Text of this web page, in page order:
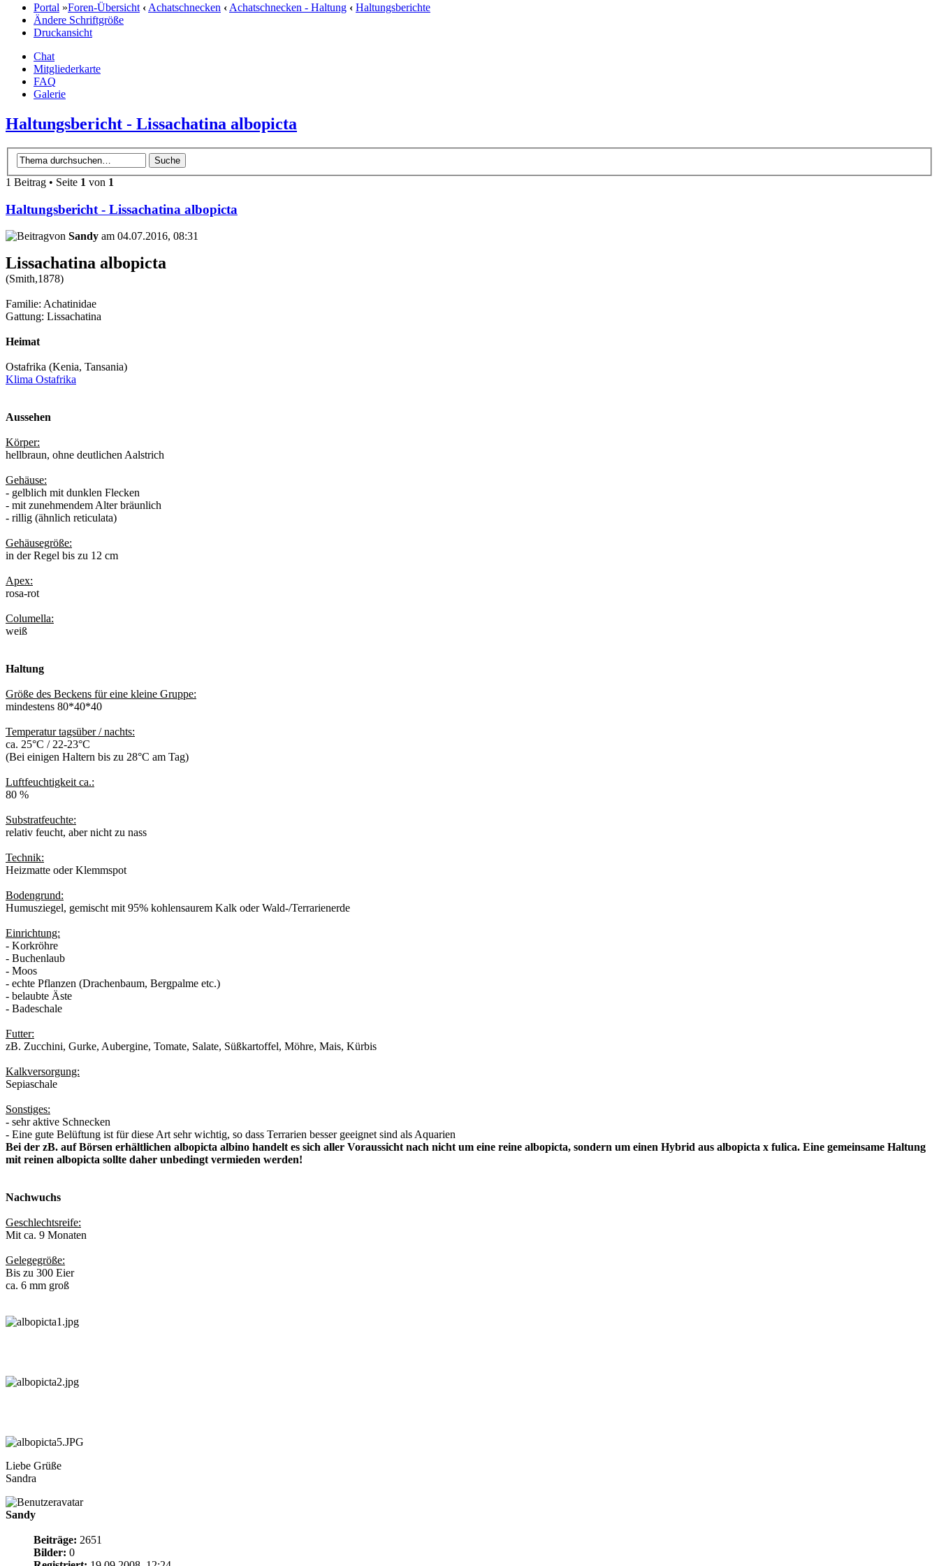
Portal »Foren-Übersicht ‹Achatschnecken ‹Achatschnecken - Haltung ‹ Haltungsberichte
Ändere Schriftgröße
Druckansicht
Chat
Mitgliederkarte
FAQ
Galerie
Haltungsbericht - Lissachatina albopicta
1 Beitrag • Seite 1 von 1
Haltungsbericht - Lissachatina albopicta
von Sandy am 04.07.2016, 08:31
Lissachatina albopicta
(Smith,1878)
Familie: Achatinidae
Gattung: Lissachatina
Heimat
Ostafrika (Kenia, Tansania)
Klima Ostafrika
Aussehen
Körper:
hellbraun, ohne deutlichen Aalstrich
Gehäuse:
- gelblich mit dunklen Flecken
- mit zunehmendem Alter bräunlich
- rillig (ähnlich reticulata)
Gehäusegröße:
in der Regel bis zu 12 cm
Apex:
rosa-rot
Columella:
weiß
Haltung
Größe des Beckens für eine kleine Gruppe:
mindestens 80*40*40
Temperatur tagsüber / nachts:
ca. 25°C / 22-23°C
(Bei einigen Haltern bis zu 28°C am Tag)
Luftfeuchtigkeit ca.:
80 %
Substratfeuchte:
relativ feucht, aber nicht zu nass
Technik:
Heizmatte oder Klemmspot
Bodengrund:
Humusziegel, gemischt mit 95% kohlensaurem Kalk oder Wald-/Terrarienerde
Einrichtung:
- Korkröhre
- Buchenlaub
- Moos
- echte Pflanzen (Drachenbaum, Bergpalme etc.)
- belaubte Äste
- Badeschale
Futter:
zB. Zucchini, Gurke, Aubergine, Tomate, Salate, Süßkartoffel, Möhre, Mais, Kürbis
Kalkversorgung:
Sepiaschale
Sonstiges:
- sehr aktive Schnecken
- Eine gute Belüftung ist für diese Art sehr wichtig, so dass Terrarien besser geeignet sind als Aquarien
Bei der zB. auf Börsen erhältlichen albopicta albino handelt es sich aller Voraussicht nach nicht um eine reine albopicta, sondern um einen Hybrid aus albopicta x fulica. Eine gemeinsame Haltung
mit reinen albopicta sollte daher unbedingt vermieden werden!
Nachwuchs
Geschlechtsreife:
Mit ca. 9 Monaten
Gelegegröße:
Bis zu 300 Eier
ca. 6 mm groß
Liebe Grüße
Sandra
Sandy
Beiträge: 2651
Bilder: 0